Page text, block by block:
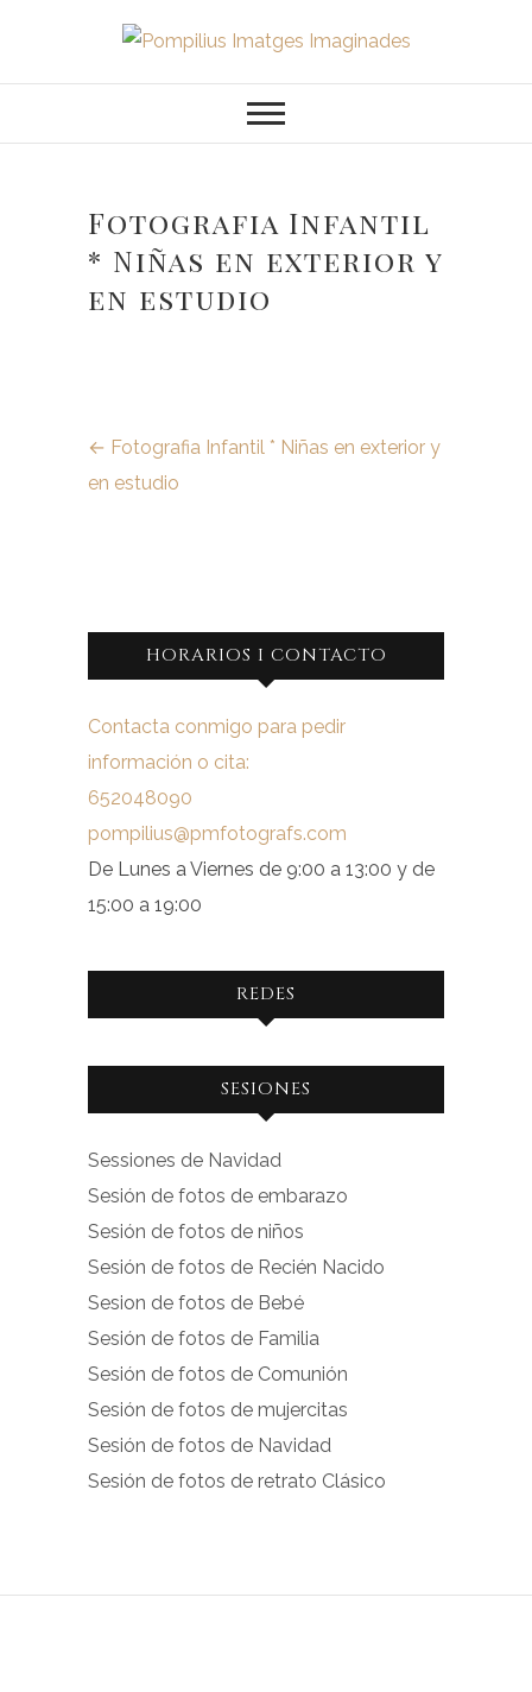
contenido
Pompilius
Imatges
Imaginades
Fotografia Infantil
* Niñas en exterior y
en estudio
← Fotografia Infantil * Niñas en exterior y
en estudio
HORARIOS I CONTACTO
Contacta conmigo para pedir
información o cita:
652048090
pompilius@pmfotografs.com
De Lunes a Viernes de 9:00 a 13:00 y de
15:00 a 19:00
REDES
Ver
facebook.com
en
Facebook
Ver
instagram.com
en
Instagram
SESIONES
Sessiones de Navidad
Sesión de fotos de embarazo
Sesión de fotos de niños
Sesión de fotos de Recién Nacido
Sesion de fotos de Bebé
Sesión de fotos de Familia
Sesión de fotos de Comunión
Sesión de fotos de mujercitas
Sesión de fotos de Navidad
Sesión de fotos de retrato Clásico